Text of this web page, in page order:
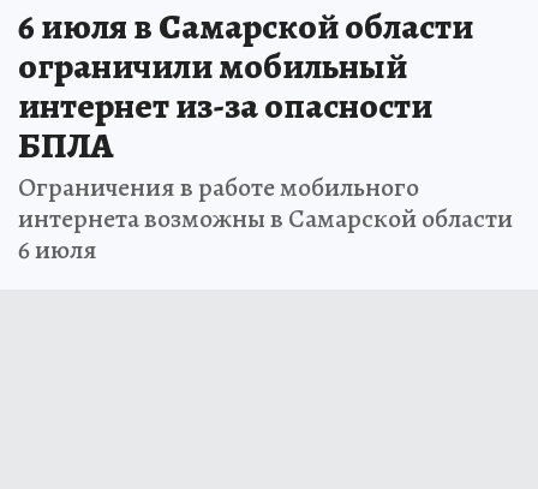
6 июля в Самарской области
ограничили мобильный
интернет из-за опасности
БПЛА
Ограничения в работе мобильного
интернета возможны в Самарской области
6 июля